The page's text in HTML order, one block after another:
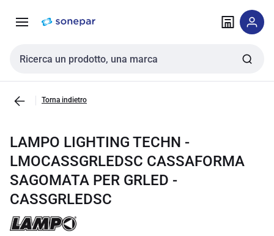
navigazione alla
Cerca input
Torna indietro
LAMPO LIGHTING TECHN -
LMOCASSGRLEDSC CASSAFORMA
SAGOMATA PER GRLED -
CASSGRLEDSC